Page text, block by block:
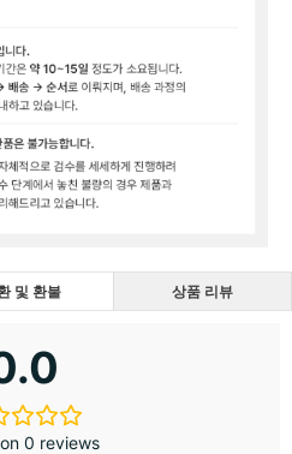
및 환불 상품 리뷰
0 reviews